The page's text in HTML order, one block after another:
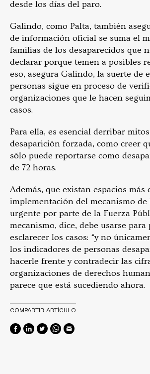
desde los días del paro.
Galindo, como Palta, también
de información oficial se suma el
familias de los desaparecidos que
declarar porque temen a posibles
eso, asegura Galindo, la suerte de
personas sigue en proceso de
organizaciones que le hacen
casos.
Para ella, es esencial derribar
desaparición forzada, como creer
sólo puede reportarse como
de 72 horas.
Además, que existan espacios más
implementación del mecanismo de
urgente por parte de la Fuerza
mecanismo, dice, debe usarse para
esclarecer los casos: “y no
los indicadores de personas
hacerle frente y contradecir las
organizaciones de derechos
parece que está sucediendo ahora.
COMPARTIR ARTÍCULO